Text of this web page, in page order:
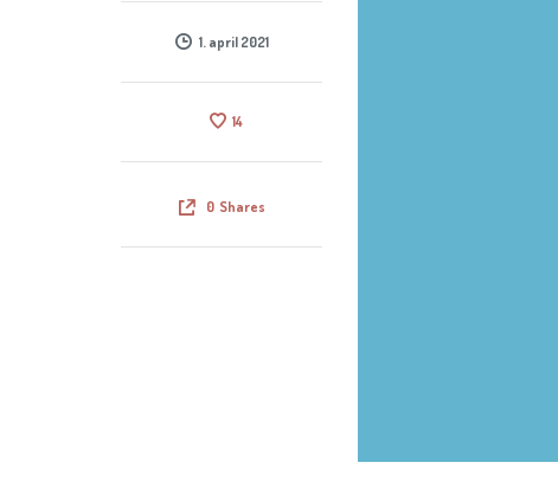
1. april 2021
14
0 Shares